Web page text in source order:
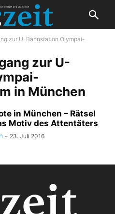
zur U-Bahnstation Olympai-
zur U-
in München
in München – Rätsel
Motiv des Attentäters
- 23. Juli 2016